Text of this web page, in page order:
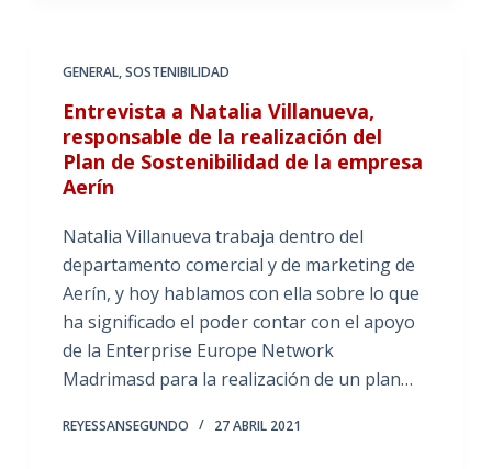
GENERAL,SOSTENIBILIDAD
Entrevista a Natalia Villanueva,
responsable de la realización del
Plan de Sostenibilidad de la empresa
Aerín
Natalia Villanueva trabaja dentro del
departamento comercial y de marketing de
Aerín, y hoy hablamos con ella sobre lo que
ha significado el poder contar con el apoyo
de la Enterprise Europe Network
Madrimasd para la realización de un plan…
REYESSANSEGUNDO 27 ABRIL 2021